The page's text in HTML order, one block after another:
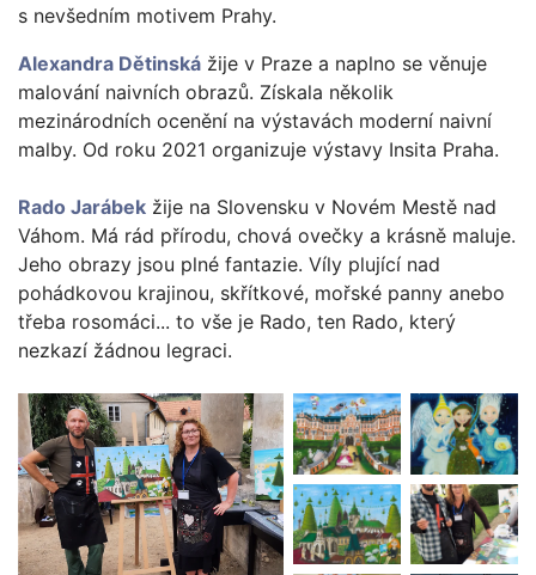
s nevšedním motivem Prahy.
Alexandra Dětinská žije v Praze a naplno se věnuje
malování naivních obrazů. Získala několik
mezinárodních ocenění na výstavách moderní naivní
malby. Od roku 2021 organizuje výstavy Insita Praha.
Rado Jarábek žije na Slovensku v Novém Mestě nad
Váhom. Má rád přírodu, chová ovečky a krásně maluje.
Jeho obrazy jsou plné fantazie. Víly plující nad
pohádkovou krajinou, skřítkové, mořské panny anebo
třeba rosomáci... to vše je Rado, ten Rado, který
nezkazí žádnou legraci.